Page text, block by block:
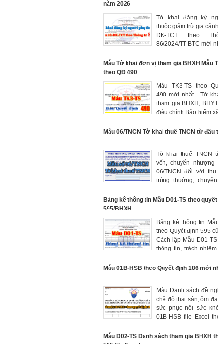
năm 2026
Tờ khai đăng ký
thuộc giảm trừ gia
ĐK-TCT theo
86/2024/TT-BTC mới
Thông tư 105.
Mẫu Tờ khai đơn vị tham gia BHXH Mẫu
theo QĐ 490
Mẫu TK3-TS theo
490 mới nhất - Tờ
tham gia BHXH,
điều chỉnh Bảo hiểm
đây
Mẫu 06/TNCN Tờ khai thuế TNCN từ đầu
Tờ khai thuế TNCN
vốn, chuyển nhượng
06/TNCN đối với
trúng thưởng,
80/2021/TT-BTC
Bảng kê thông tin Mẫu D01-TS theo
595/BHXH
Bảng kê thông tin
theo Quyết định 595
Cách lập Mẫu D01-
thông tin, trách
D01-TS.
Mẫu 01B-HSB theo Quyết định 186 mới
Mẫu Danh sách đề
chế độ thai sản, ốm
sức phục hồi sức
01B-HSB file Excel
năm 2025.
Mẫu D02-TS Danh sách tham gia BHXH